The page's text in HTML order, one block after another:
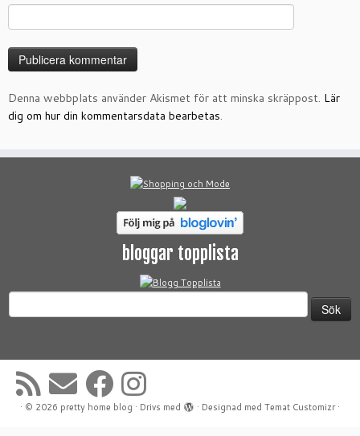
Denna webbplats använder Akismet för att minska skräppost. Lär
dig om hur din kommentarsdata bearbetas.
bloggar topplista
efter:
· © 2026 pretty home blog · Drivs med · Designad med Temat Customizr·